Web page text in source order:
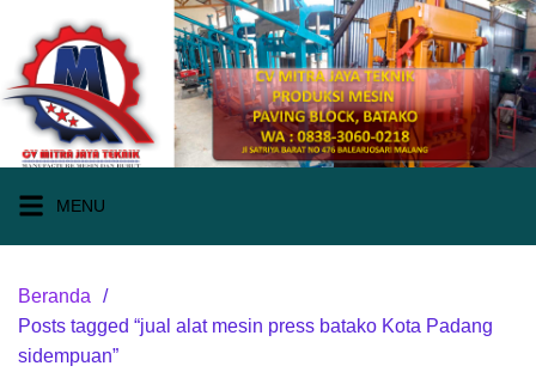
konten
MENU
Beranda
Posts tagged “jual alat mesin press batako Kota Padang
sidempuan”